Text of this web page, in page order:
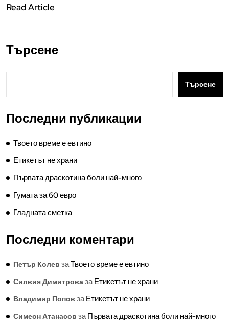
Read Article
Търсене
Търсене
Последни публикации
Твоето време е евтино
Етикетът не храни
Първата драскотина боли най-много
Гумата за 60 евро
Гладната сметка
Последни коментари
Петър Колев заТвоето време е евтино
Силвия ДимитровазаЕтикетът не храни
Владимир Попов заЕтикетът не храни
Симеон Атанасов заПървата драскотина боли най-много